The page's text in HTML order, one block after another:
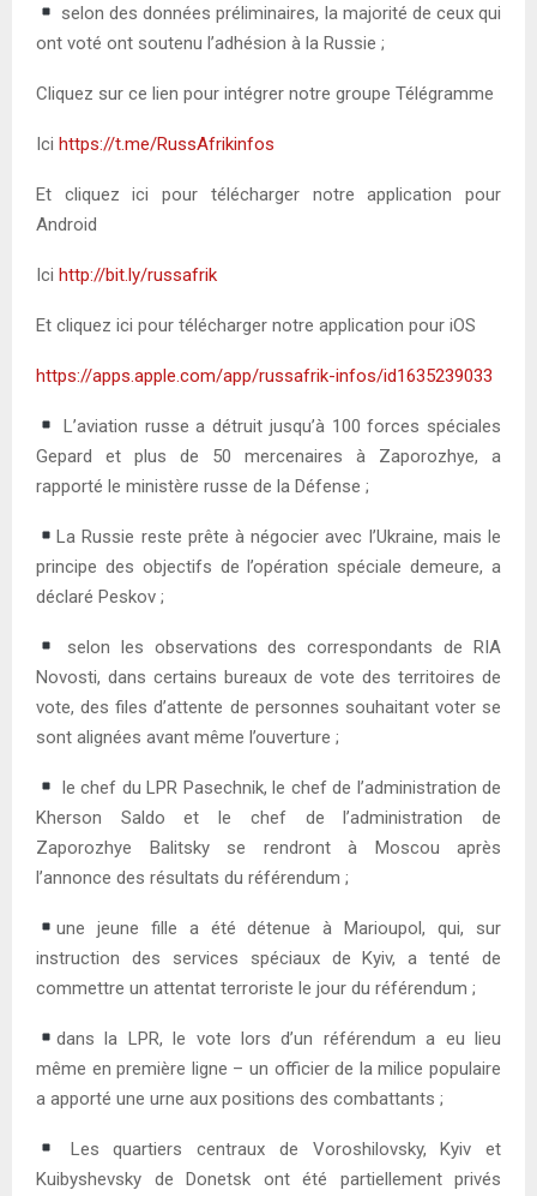
selon des données préliminaires, la majorité de ceux qui
ont voté ont soutenu l’adhésion à la Russie ;
Cliquez sur ce lien pour intégrer notre groupe Télégramme
Ici https://t.me/RussAfrikinfos
Et cliquez ici pour télécharger notre application pour
Android
Ici http://bit.ly/russafrik
Et cliquez ici pour télécharger notre application pour iOS
https://apps.apple.com/app/russafrik-infos/id1635239033
L’aviation russe a détruit jusqu’à 100 forces spéciales
Gepard et plus de 50 mercenaires à Zaporozhye, a
rapporté le ministère russe de la Défense ;
La Russie reste prête à négocier avec l’Ukraine, mais le
principe des objectifs de l’opération spéciale demeure, a
déclaré Peskov ;
selon les observations des correspondants de RIA
Novosti, dans certains bureaux de vote des territoires de
vote, des files d’attente de personnes souhaitant voter se
sont alignées avant même l’ouverture ;
le chef du LPR Pasechnik, le chef de l’administration de
Kherson Saldo et le chef de l’administration de
Zaporozhye Balitsky se rendront à Moscou après
l’annonce des résultats du référendum ;
une jeune fille a été détenue à Marioupol, qui, sur
instruction des services spéciaux de Kyiv, a tenté de
commettre un attentat terroriste le jour du référendum ;
dans la LPR, le vote lors d’un référendum a eu lieu
même en première ligne – un officier de la milice populaire
a apporté une urne aux positions des combattants ;
Les quartiers centraux de Voroshilovsky, Kyiv et
Kuibyshevsky de Donetsk ont ​​été partiellement privés